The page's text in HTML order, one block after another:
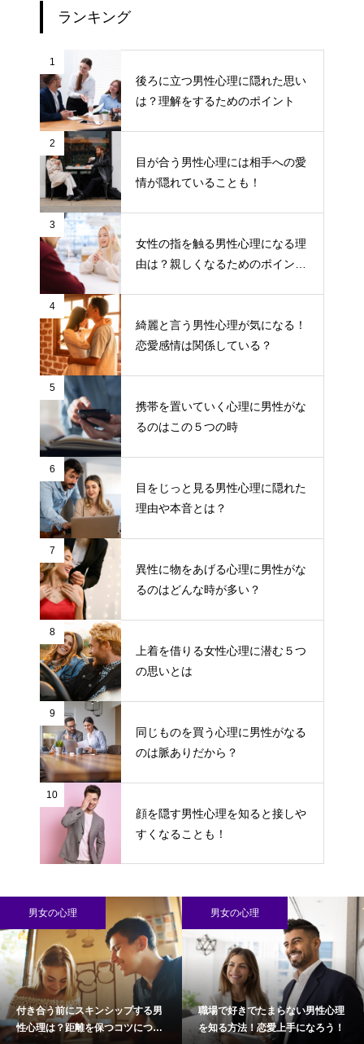
ランキング
1
後ろに立つ男性心理に隠れた思い
は？理解をするためのポイント
2
目が合う男性心理には相手への愛
情が隠れていることも！
3
女性の指を触る男性心理になる理
由は？親しくなるためのポイント
4
綺麗と言う男性心理が気になる！
恋愛感情は関係している？
5
携帯を置いていく心理に男性がな
るのはこの５つの時
6
目をじっと見る男性心理に隠れた
理由や本音とは？
7
異性に物をあげる心理に男性がな
るのはどんな時が多い？
8
上着を借りる女性心理に潜む５つ
の思いとは
9
同じものを買う心理に男性がなる
のは脈ありだから？
10
顔を隠す男性心理を知ると接しや
すくなることも！
男女の心理
付き合う前にスキンシップする男
性心理は？距離を保つコツについ
男女の心理
職場で好きでたまらない男性心理
を知る方法！恋愛上手になろう！